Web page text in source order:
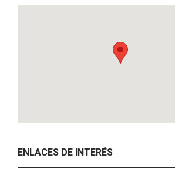
ENLACES DE INTERÉS